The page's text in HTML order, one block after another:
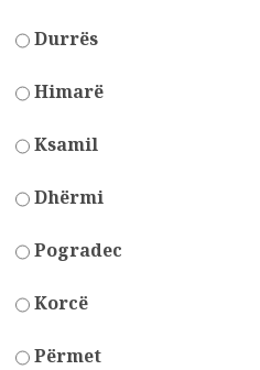
Durrës
Himarë
Ksamil
Dhërmi
Pogradec
Korcë
Përmet